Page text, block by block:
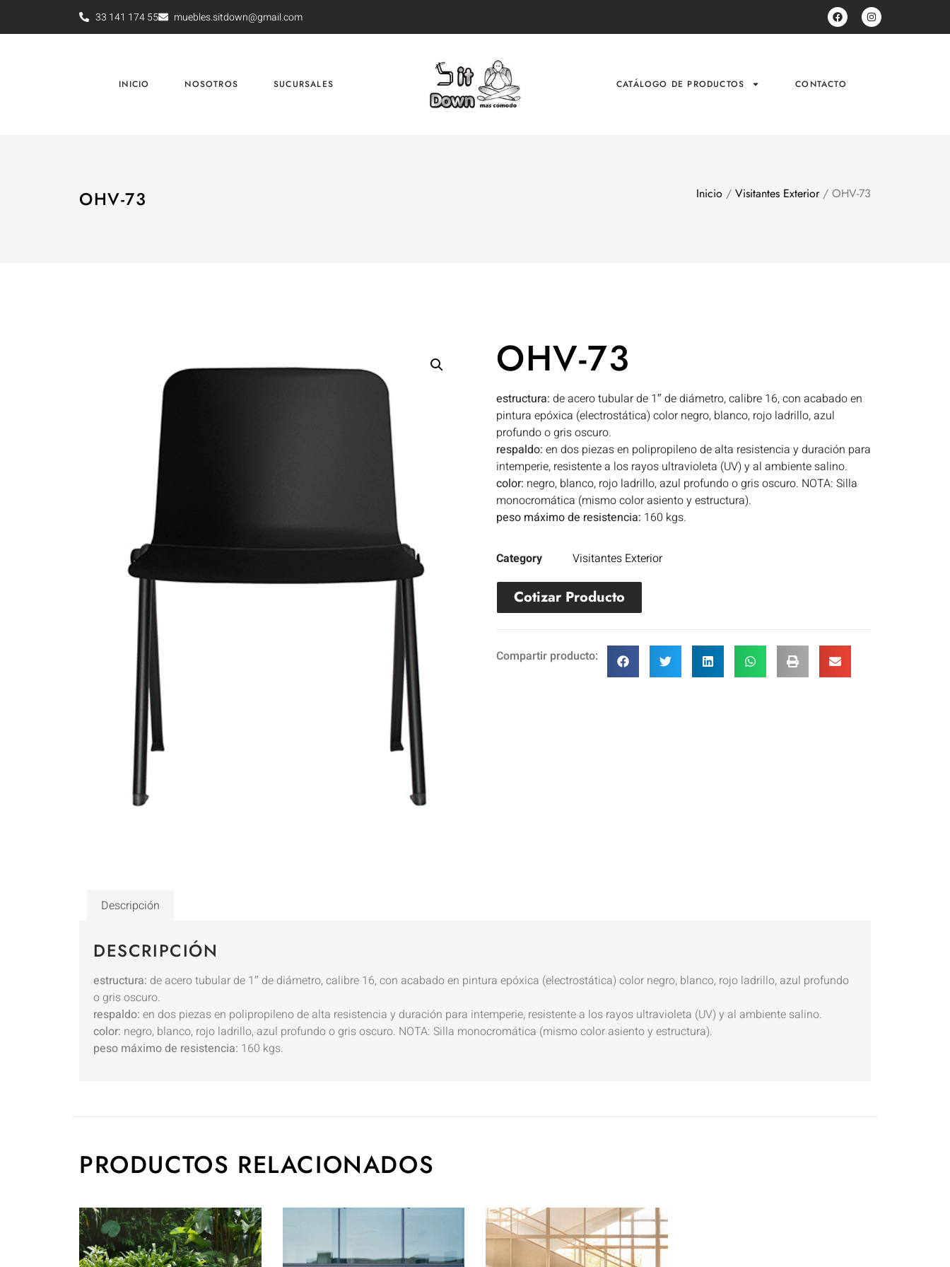
33 141 174 55 muebles.sitdown@gmail.com
INICIO NOSOTROS SUCURSALES CATÁLOGO DE PRODUCTOS CONTACTO
OHV-73 Inicio / Visitantes Exterior/ OHV-73
OHV-73
estructura: de acero tubular de 1″ de diámetro, calibre 16, con acabado en
pintura epóxica (electrostática) color negro, blanco, rojo ladrillo, azul
profundo o gris oscuro.
respaldo: en dos piezas en polipropileno de alta resistencia y duración para
intemperie, resistente a los rayos ultravioleta (UV) y al ambiente salino.
color: negro, blanco, rojo ladrillo, azul profundo o gris oscuro. NOTA: Silla
monocromática (mismo color asiento y estructura).
peso máximo de resistencia: 160 kgs.
Category Visitantes Exterior
Cotizar Producto
Compartir producto:
Descripción
DESCRIPCIÓN
estructura: de acero tubular de 1″ de diámetro, calibre 16, con acabado en pintura epóxica (electrostática) color negro, blanco, rojo ladrillo, azul profundo
o gris oscuro.
respaldo: en dos piezas en polipropileno de alta resistencia y duración para intemperie, resistente a los rayos ultravioleta (UV) y al ambiente salino.
color: negro, blanco, rojo ladrillo, azul profundo o gris oscuro. NOTA: Silla monocromática (mismo color asiento y estructura).
peso máximo de resistencia: 160 kgs.
PRODUCTOS RELACIONADOS